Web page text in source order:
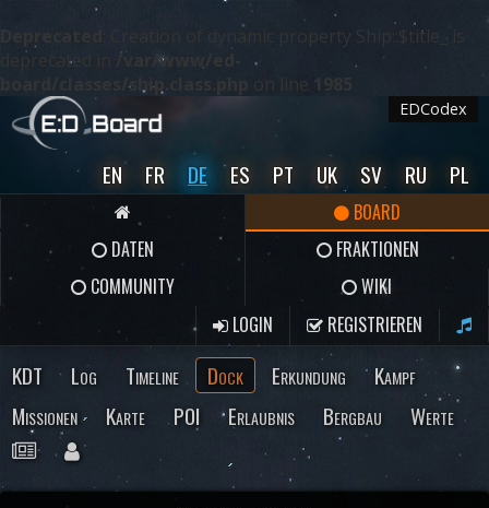
Deprecated
: Creation of dynamic property Ship::$title_ is
deprecated in
/var/www/ed-
board/classes/ship.class.php on line 1985
EDCodex
EN FR DE ES PT UK SV RU PL
BOARD
DATEN
FRAKTIONEN
COMMUNITY
WIKI
LOGIN
REGISTRIEREN
KDT Log Timeline Dock Erkundung
Kampf
Missionen
Karte POI Erlaubnis Bergbau Werte